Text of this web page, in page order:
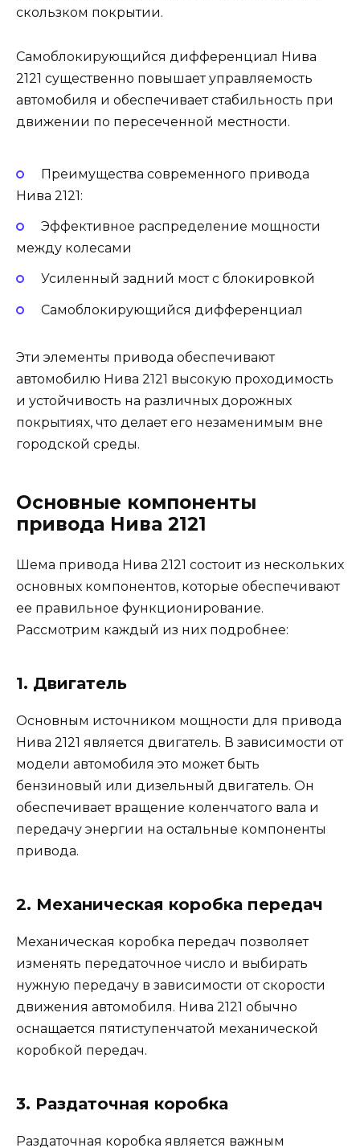
скользком покрытии.
Самоблокирующийся дифференциал Нива
2121 существенно повышает управляемость
автомобиля и обеспечивает стабильность при
движении по пересеченной местности.
Преимущества современного привода
Нива 2121:
Эффективное распределение мощности
между колесами
Усиленный задний мост с блокировкой
Самоблокирующийся дифференциал
Эти элементы привода обеспечивают
автомобилю Нива 2121 высокую проходимость
и устойчивость на различных дорожных
покрытиях, что делает его незаменимым вне
городской среды.
Основные компоненты
привода Нива 2121
Шема привода Нива 2121 состоит из нескольких
основных компонентов, которые обеспечивают
ее правильное функционирование.
Рассмотрим каждый из них подробнее:
1. Двигатель
Основным источником мощности для привода
Нива 2121 является двигатель. В зависимости от
модели автомобиля это может быть
бензиновый или дизельный двигатель. Он
обеспечивает вращение коленчатого вала и
передачу энергии на остальные компоненты
привода.
2. Механическая коробка передач
Механическая коробка передач позволяет
изменять передаточное число и выбирать
нужную передачу в зависимости от скорости
движения автомобиля. Нива 2121 обычно
оснащается пятиступенчатой механической
коробкой передач.
3. Раздаточная коробка
Раздаточная коробка является важным